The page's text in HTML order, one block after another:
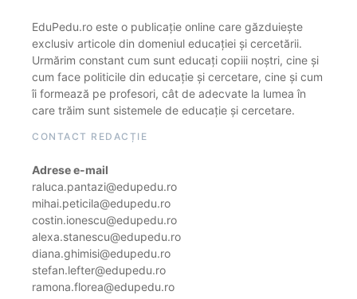
EduPedu.ro este o publicație online care găzduiește
exclusiv articole din domeniul educației și cercetării.
Urmărim constant cum sunt educați copiii noștri, cine și
cum face politicile din educație și cercetare, cine și cum
îi formează pe profesori, cât de adecvate la lumea în
care trăim sunt sistemele de educație și cercetare.
CONTACT REDACȚIE
Adrese e-mail
raluca.pantazi@edupedu.ro
mihai.peticila@edupedu.ro
costin.ionescu@edupedu.ro
alexa.stanescu@edupedu.ro
diana.ghimisi@edupedu.ro
stefan.lefter@edupedu.ro
ramona.florea@edupedu.ro